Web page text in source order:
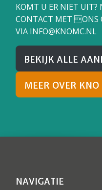
KOMT U ER NIET UIT?
CONTACT MET ONS
VIA INFO@KNOMC.NL
BEKIJK ALLE
MEER OVER KNO
NAVIGATIE